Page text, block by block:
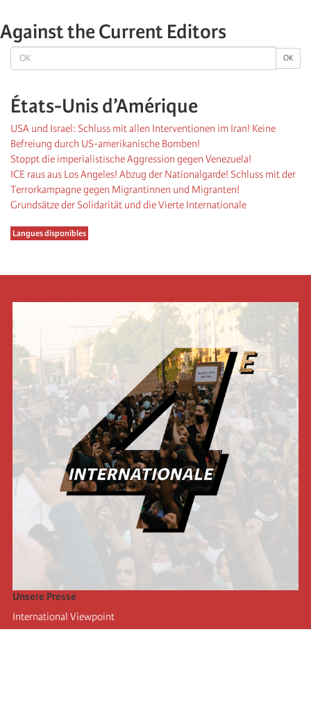
OK OK
États-Unis d’Amérique
USA und Israel: Schluss mit allen Interventionen im Iran! Keine
Befreiung durch US-amerikanische Bomben!
Stoppt die imperialistische Aggression gegen Venezuela!
ICE raus aus Los Angeles! Abzug der Nationalgarde! Schluss mit der
Terrorkampagne gegen Migrantinnen und Migranten!
Grundsätze der Solidarität und die Vierte Internationale
Langues disponibles
Against the Current Editors
Unsere Presse
International Viewpoint